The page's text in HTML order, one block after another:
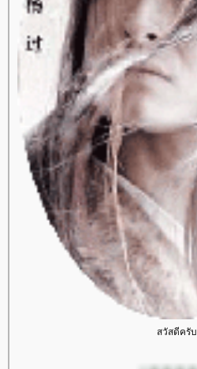
สวัสดีครับ